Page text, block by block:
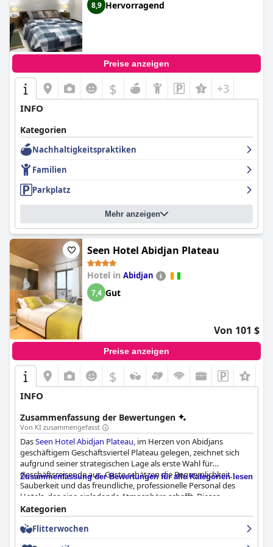
8,9 Hervorragend
Preise anzeigen
$ +3
INFO
Kategorien
Nachhaltigkeitspraktiken
Familien
Parkplatz
Mehr anzeigen
Seen Hotel Abidjan Plateau
Hotel in Abidjan
7,4 Gut
Von 101 $
Preise anzeigen
$
INFO
Zusammenfassung der Bewertungen
Von KI zusammengefasst
DasSeen Hotel Abidjan Plateau, im Herzen von Abidjans
geschäftigem Geschäftsviertel Plateau gelegen, zeichnet sich
aufgrund seiner strategischen Lage als erste Wahl für
Geschäftsreisende aus. Gäste schätzen die Bequemlichkeit,
Sauberkeit und das freundliche, professionelle Personal des
Hotels, das eine einladende Atmosphäre schafft. Dieses
moderne Haus ist gut gepflegt und bietet einfachen Zugang zu
Geschäftsterminen, Annehmlichkeiten im Stadtzentrum und
wichtigen Dienstleistungen wie Geldautomaten und
Zusammenfassung der Bewertungen für alle Kategorien lesen
Kategorien
Flitterwochen